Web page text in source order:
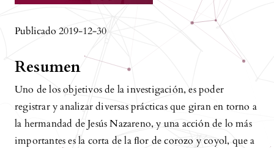
Publicado 2019-12-30
Resumen
Uno de los objetivos de la investigación, es poder
registrar y analizar diversas prácticas que giran en torno a
la hermandad de Jesús Nazareno, y una acción de lo más
importantes es la corta de la ﬂor de corozo y coyol, que a